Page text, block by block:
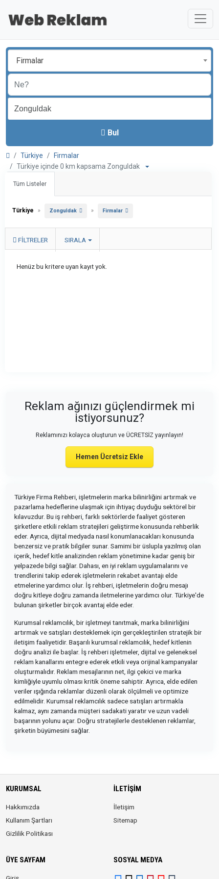
Firmalar
Bul
Türkiye
Firmalar
Türkiye içinde 0 km kapsama Zonguldak
Tüm Listeler
Türkiye » Zonguldak » Firmalar
FILTRELER SIRALA
Henüz bu kritere uyan kayıt yok.
Reklam ağınızı güçlendirmek mi
istiyorsunuz?
Reklamınızı kolayca oluşturun ve ÜCRETSİZ yayınlayın!
Hemen Ücretsiz Ekle
Türkiye Firma Rehberi, işletmelerin marka bilinirliğini artırmak ve
pazarlama hedeflerine ulaşmak için ihtiyaç duyduğu sektörel bir
kılavuzdur. Bu iş rehberi, farklı sektörlerde faaliyet gösteren
şirketlere etkili reklam stratejileri geliştirme konusunda rehberlik
eder. Ayrıca, dijital medyada nasıl konumlanacakları konusunda
benzersiz ve pratik bilgiler sunar. Samimi bir üslupla yazılmış olan
içerik, hedef kitle analizinden reklam yönetimine kadar geniş bir
yelpazede bilgi sağlar. Dahası, en iyi reklam uygulamalarını ve
trendlerini takip ederek işletmelerin rekabet avantajı elde
etmelerine yardımcı olur. İş rehberi, işletmelerin doğru mesajı
doğru kitleye doğru zamanda iletmelerine yardımcı olur. Türkiye'de
bulunan şirketler birçok avantaj elde eder.
Kurumsal reklamcılık, bir işletmeyi tanıtmak, marka bilinirliğini
artırmak ve satışları desteklemek için gerçekleştirilen stratejik bir
iletişim faaliyetidir. Başarılı kurumsal reklamcılık, hedef kitlenin
doğru analizi ile başlar. İş rehberi işletmeler, dijital ve geleneksel
reklam kanallarını entegre ederek etkili veya orijinal kampanyalar
oluşturmalıdır. Reklam mesajlarının net, ilgi çekici ve marka
kimliğiyle uyumlu olması kritik öneme sahiptir. Ayrıca, elde edilen
veriler ışığında reklamlar düzenli olarak ölçülmeli ve optimize
edilmelidir. Kurumsal reklamcılık sadece satışları artırmakla
kalmaz, aynı zamanda müşteri sadakati yaratır ve uzun vadeli
başarının yolunu açar. Doğru stratejilerle desteklenen reklamlar,
şirketin büyümesini sağlar.
KURUMSAL
Hakkımızda
Kullanım Şartları
Gizlilik Politikası
İLETIŞIM
İletişim
Sitemap
ÜYE SAYFAM SOSYAL MEDYA